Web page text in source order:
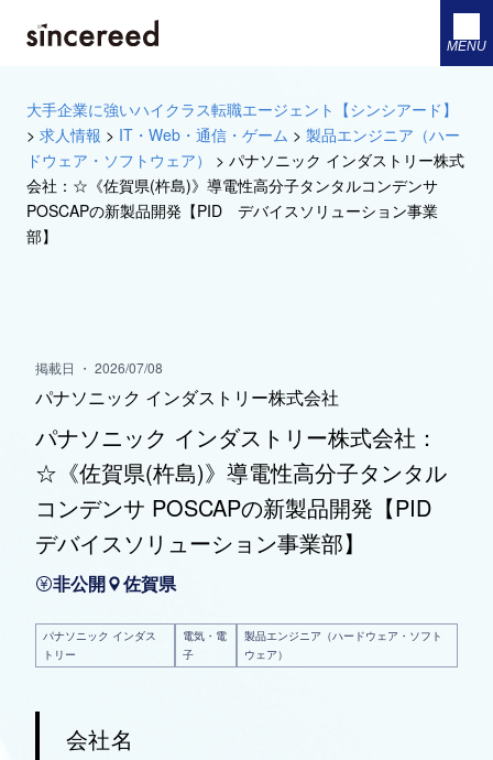
MENU
大手企業に強いハイクラス転職エージェント【シンシアード】
> 求人情報 > IT・Web・通信・ゲーム > 製品エンジニア（ハー
ドウェア・ソフトウェア）
> パナソニック インダストリー株式
会社：☆《佐賀県(杵島)》導電性高分子タンタルコンデンサ
POSCAPの新製品開発【PID デバイスソリューション事業
部】
掲載日 ・ 2026/07/08
パナソニック インダストリー株式会社
パナソニック インダストリー株式会社：
☆《佐賀県(杵島)》導電性高分子タンタル
コンデンサ POSCAPの新製品開発【PID
デバイスソリューション事業部】
非公開 佐賀県
パナソニック インダス
トリー
電気・電
子
製品エンジニア（ハードウェア・ソフト
ウェア）
会社名